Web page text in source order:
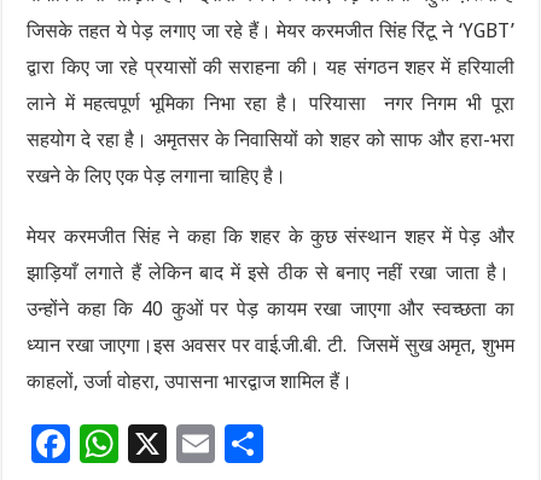
जिसके तहत ये पेड़ लगाए जा रहे हैं। मेयर करमजीत सिंह रिंटू ने ‘YGBT’
द्वारा किए जा रहे प्रयासों की सराहना की। यह संगठन शहर में हरियाली
लाने में महत्वपूर्ण भूमिका निभा रहा है। परियासा नगर निगम भी पूरा
सहयोग दे रहा है। अमृतसर के निवासियों को शहर को साफ और हरा-भरा
रखने के लिए एक पेड़ लगाना चाहिए है।
मेयर करमजीत सिंह ने कहा कि शहर के कुछ संस्थान शहर में पेड़ और
झाड़ियाँ लगाते हैं लेकिन बाद में इसे ठीक से बनाए नहीं रखा जाता है।
उन्होंने कहा कि 40 कुओं पर पेड़ कायम रखा जाएगा और स्वच्छता का
ध्यान रखा जाएगा।इस अवसर पर वाई.जी.बी. टी. जिसमें सुख अमृत, शुभम
काहलों, उर्जा वोहरा, उपासना भारद्वाज शामिल हैं।
F
W X
E